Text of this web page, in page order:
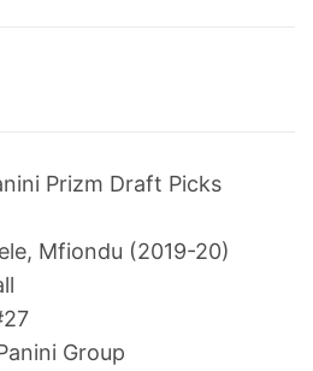
Prizm Draft Picks
Mfiondu (2019-20)
Group